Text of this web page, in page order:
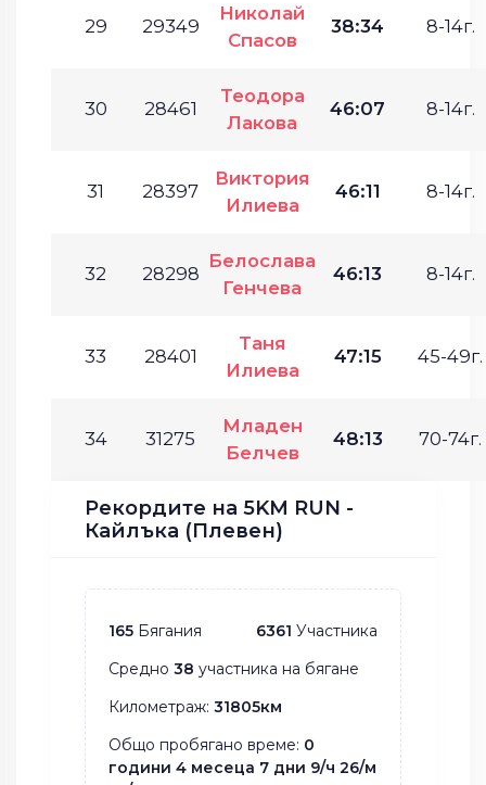
29 29349
Николай
Спасов
38:34 8-14г.
30 28461
Теодора
Лакова
46:07 8-14г.
31 28397
Виктория
Илиева
46:11 8-14г.
32 28298
Белослава
Генчева
46:13 8-14г.
33 28401
Таня
Илиева
47:15 45-49г.
34 31275
Младен
Белчев
48:13 70-74г.
Рекордите на 5KM RUN -
Кайлъка (Плевен)
165 Бягания 6361 Участника
Средно 38 участника на бягане
Километраж: 31805км
Общо пробягано време: 0
години 4 месеца 7 дни 9/ч 26/м